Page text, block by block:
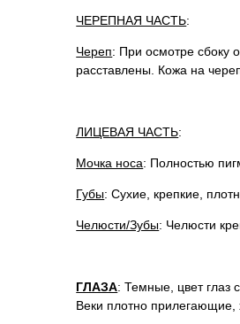
ЧЕРЕПНАЯ ЧАСТЬ:
Череп: При осмотре сбоку
расставлены. Кожа на
ЛИЦЕВАЯ ЧАСТЬ:
Мочка носа: Полностью
Губы: Сухие, крепкие,
Челюсти/Зубы: Челюсти
ГЛАЗА: Темные, цвет глаз
Веки плотно прилегающие,